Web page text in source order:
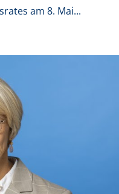
am 8. Mai...